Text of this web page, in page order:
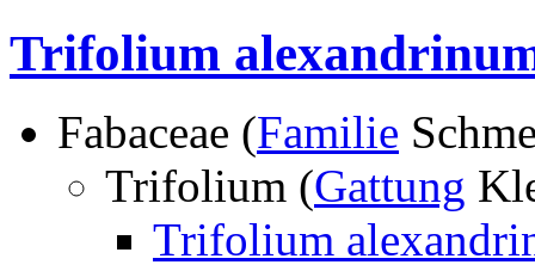
Trifolium
Fabaceae (Familie
Trifolium (Gattung
Trifolium